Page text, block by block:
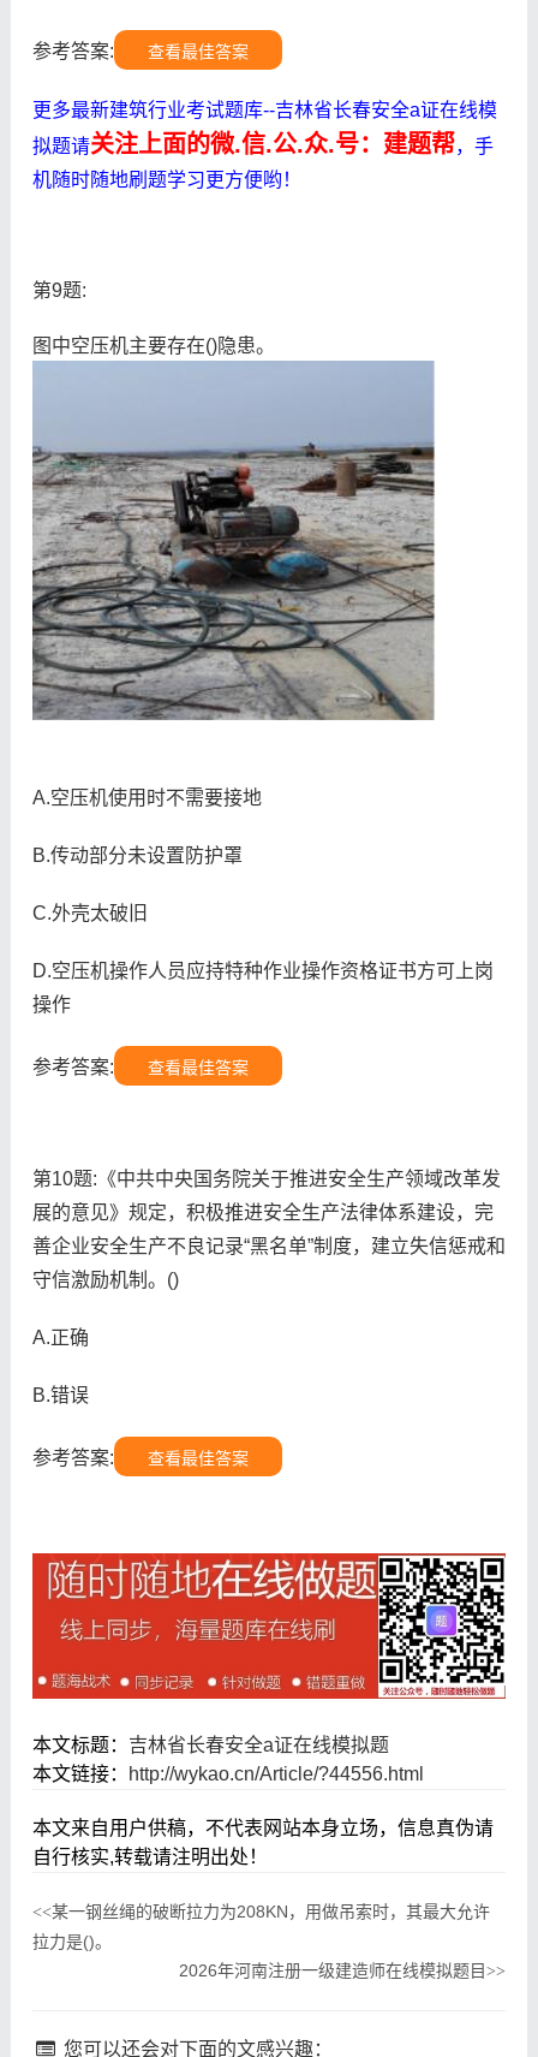
参考答案: 查看最佳答案
更多最新建筑行业考试题库--吉林省长春安全a证在线模
拟题请关注上面的微.信.公.众.号：建题帮，手
机随时随地刷题学习更方便哟！
第9题:
图中空压机主要存在()隐患。
A.空压机使用时不需要接地
B.传动部分未设置防护罩
C.外壳太破旧
D.空压机操作人员应持特种作业操作资格证书方可上岗
操作
参考答案: 查看最佳答案
第10题:《中共中央国务院关于推进安全生产领域改革发
展的意见》规定，积极推进安全生产法律体系建设，完
善企业安全生产不良记录“黑名单”制度，建立失信惩戒和
守信激励机制。()
A.正确
B.错误
参考答案: 查看最佳答案
本文标题： 吉林省长春安全a证在线模拟题
本文链接：
http://wykao.cn/Article/?44556.html
本文来自用户供稿，不代表网站本身立场，信息真伪请
自行核实,转载请注明出处！
<<某一钢丝绳的破断拉力为208KN，用做吊索时，其最大允许
拉力是()。
2026年河南注册一级建造师在线模拟题目>>
您可以还会对下面的文感兴趣：